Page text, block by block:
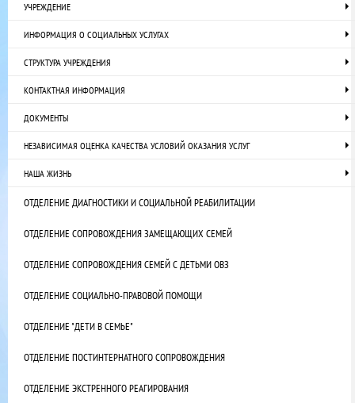
УЧРЕЖДЕНИЕ
ИНФОРМАЦИЯ О СОЦИАЛЬНЫХ УСЛУГАХ
СТРУКТУРА УЧРЕЖДЕНИЯ
КОНТАКТНАЯ ИНФОРМАЦИЯ
ДОКУМЕНТЫ
НЕЗАВИСИМАЯ ОЦЕНКА КАЧЕСТВА УСЛОВИЙ ОКАЗАНИЯ УСЛУГ
НАША ЖИЗНЬ
ОТДЕЛЕНИЕ ДИАГНОСТИКИ И СОЦИАЛЬНОЙ РЕАБИЛИТАЦИИ
ОТДЕЛЕНИЕ СОПРОВОЖДЕНИЯ ЗАМЕЩАЮЩИХ СЕМЕЙ
ОТДЕЛЕНИЕ СОПРОВОЖДЕНИЯ СЕМЕЙ С ДЕТЬМИ ОВЗ
ОТДЕЛЕНИЕ СОЦИАЛЬНО-ПРАВОВОЙ ПОМОЩИ
ОТДЕЛЕНИЕ "ДЕТИ В СЕМЬЕ"
ОТДЕЛЕНИЕ ПОСТИНТЕРНАТНОГО СОПРОВОЖДЕНИЯ
ОТДЕЛЕНИЕ ЭКСТРЕННОГО РЕАГИРОВАНИЯ